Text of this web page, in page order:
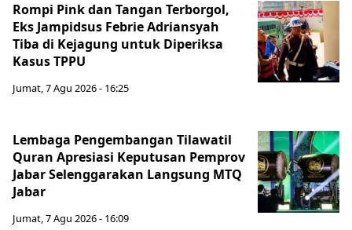
Rompi Pink dan Tangan Terborgol,
Eks Jampidsus Febrie Adriansyah
Tiba di Kejagung untuk Diperiksa
Kasus TPPU
Jumat, 7 Agu 2026 - 16:25
Lembaga Pengembangan Tilawatil
Quran Apresiasi Keputusan Pemprov
Jabar Selenggarakan Langsung MTQ
Jabar
Jumat, 7 Agu 2026 - 16:09